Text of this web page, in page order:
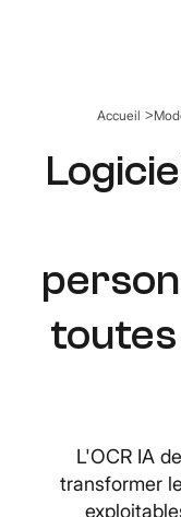
Accueil
L'OCR IA
transformer